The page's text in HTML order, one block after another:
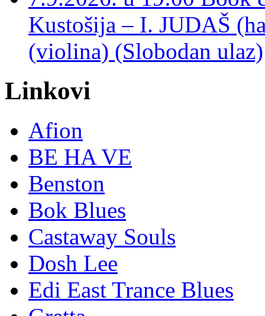
Kustošija – I. JUDAŠ
(violina) (Slobodan ulaz)
Linkovi
Afion
BE HA VE
Benston
Bok Blues
Castaway Souls
Dosh Lee
Edi East Trance Blues